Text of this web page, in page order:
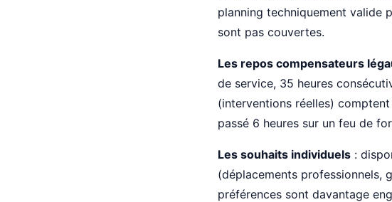
planning techniquement valide
sont pas couvertes.
Les repos compensateurs
de service, 35 heures
(interventions réelles)
passé 6 heures sur un feu de
Les souhaits individuels :
(déplacements professionnels,
préférences sont davantage